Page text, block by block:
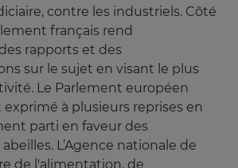
contre les industriels. Côté
français rend
rapports et des
sur le sujet en visant le plus
Le Parlement européen
exprimé à plusieurs reprises en
parti en faveur des
L’Agence nationale de
de l'alimentation, de